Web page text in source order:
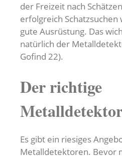
der Freizeit nach
erfolgreich
gute Ausrüstung. Das
natürlich der
Gofind 22).
Der richtige
Es gibt ein riesiges
Metalldetektoren. Bevor